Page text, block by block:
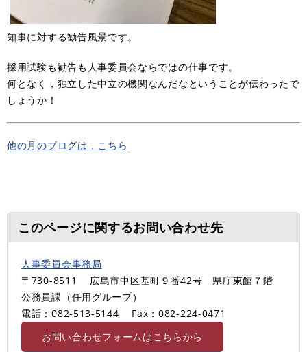
知事に対する勧告風景です。
採用試験も勧告も人事委員会ならではの仕事です。
何となく，独立した中立の機関なんだなということが伝わったで
しょうか！
他の月のブログは，こちら
このページに関するお問い合わせ先
人事委員会事務局
〒730-8511
広島市中区基町９番42号 県庁東館７階
公務員課（任用グループ）
電話：082-513-5144
Fax：082-224-0471
お問い合わせフォームはこちらから